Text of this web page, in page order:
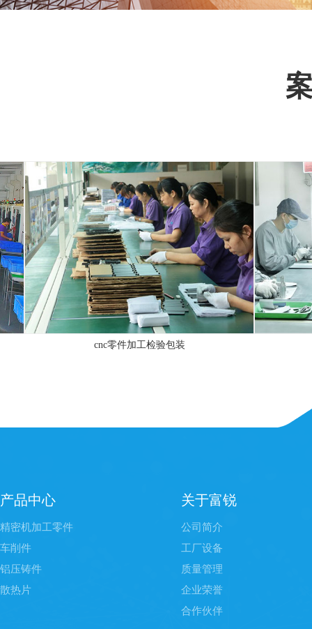
cnc零件加工检验包装
产品中心
精密机加工零件
车削件
铝压铸件
散热片
关于富锐
公司简介
工厂设备
质量管理
企业荣誉
合作伙伴